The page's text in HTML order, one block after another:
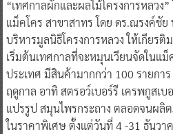
“เทศกาลผักและผลไม้โครงการหลวง
แม็คโคร สาขาสาทร โดย ดร.ณรงค์ชั
บริหารมูลนิธิโครงการหลวง ให้เกีย
เริ่มต้นเทศกาลที่จะหมุนเวียนจัดในแม็
ประเทศ มีสินค้ามากกว่า 100 รายกา
ฤดูกาล อาทิ สตรอว์เบอร์รี เครพกูสเ
แปรรูป สมุนไพรกระถาง ตลอดจนผ
ในราคาพิเศษ ตั้งแต่วันที่ 4 -31 ธันว